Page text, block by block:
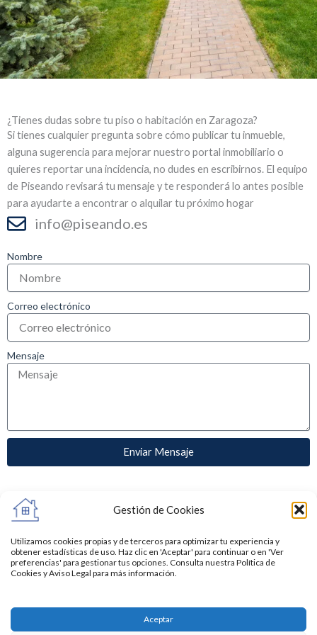
Gestión de Cookies
Utilizamos cookies propias y de terceros para optimizar tu experiencia y
obtener estadísticas de uso. Haz clic en 'Aceptar' para continuar o en 'Ver
preferencias' para gestionar tus opciones. Consulta nuestra Política de
Cookies y Aviso Legal para más información.
Aceptar
¿Tienes dudas sobre tu piso o habitación en Zaragoza?
Si tienes cualquier pregunta sobre cómo publicar tu inmueble,
alguna sugerencia para mejorar nuestro portal inmobiliario o
quieres reportar una incidencia, no dudes en escribirnos. El equipo
de Piseando revisará tu mensaje y te responderá lo antes posible
para ayudarte a encontrar o alquilar tu próximo hogar
info@piseando.es
Nombre
Correo electrónico
Mensaje
Enviar Mensaje
Acceder